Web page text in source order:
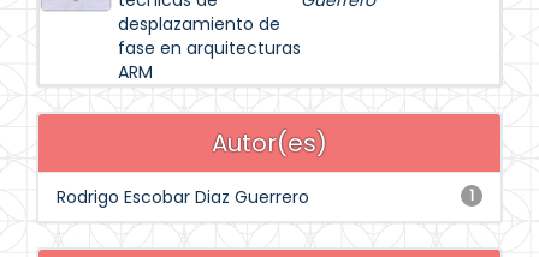
desplazamiento de
fase en arquitecturas
ARM
Autor(es)
1
Rodrigo Escobar Diaz Guerrero